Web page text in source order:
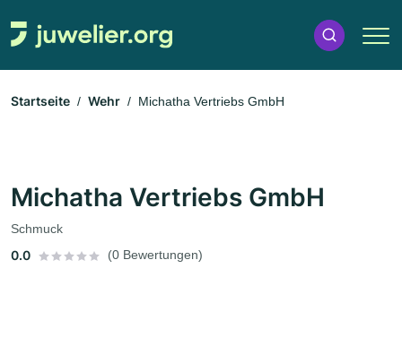
Startseite Wehr Michatha Vertriebs GmbH
Michatha Vertriebs GmbH
Schmuck
0.0 (0 Bewertungen)